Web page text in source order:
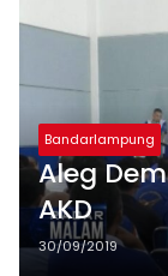
Bandarlampung
Aleg
AKD
30/09/2019